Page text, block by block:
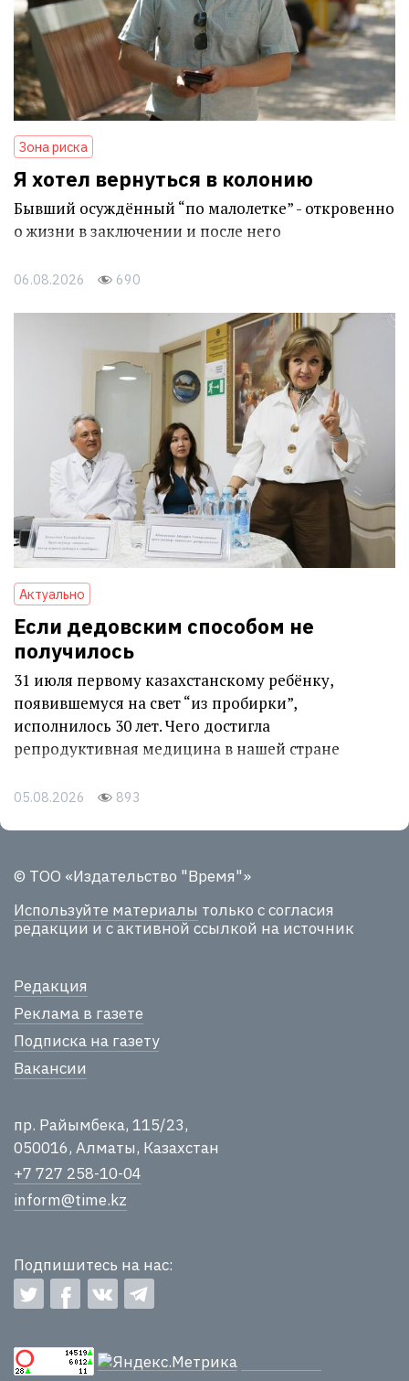
Зона риска
Я хотел вернуться в колонию
Бывший осуждённый “по малолетке” - откровенно
о жизни в заключении и после него
06.08.2026 690
Актуально
Если дедовским способом не
получилось
31 июля первому казахстанскому ребёнку,
появившемуся на свет “из пробирки”,
исполнилось 30 лет. Чего достигла
репродуктивная медицина в нашей стране
05.08.2026 893
© ТОО «Издательство "Время"»
Используйте материалы только с согласия
редакции и с активной ссылкой на источник
Редакция
Реклама в газете
Подписка на газету
Вакансии
пр. Райымбека, 115/23,
050016, Алматы, Казахстан
+7 727 258-10-04
inform@time.kz
Подпишитесь на нас: